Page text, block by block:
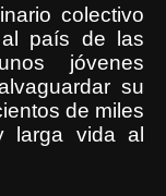
colectivo
al país de las
jóvenes
su
de miles
larga vida al